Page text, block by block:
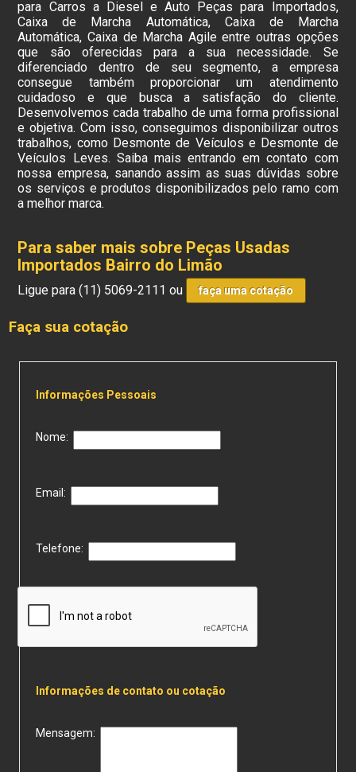
para Carros a Diesel e Auto Peças para Importados,
Caixa de Marcha Automática, Caixa de Marcha
Automática, Caixa de Marcha Agile entre outras opções
que são oferecidas para a sua necessidade. Se
diferenciado dentro de seu segmento, a empresa
consegue também proporcionar um atendimento
cuidadoso e que busca a satisfação do cliente.
Desenvolvemos cada trabalho de uma forma profissional
e objetiva. Com isso, conseguimos disponibilizar outros
trabalhos, como Desmonte de Veículos e Desmonte de
Veículos Leves. Saiba mais entrando em contato com
nossa empresa, sanando assim as suas dúvidas sobre
os serviços e produtos disponibilizados pelo ramo com
a melhor marca.
Para saber mais sobre Peças Usadas
Importados Bairro do Limão
Ligue para(11) 5069-2111 ou faça uma cotação
Faça sua cotação
Informações Pessoais
Nome:
Email:
Telefone:
Informações de contato ou cotação
Mensagem: